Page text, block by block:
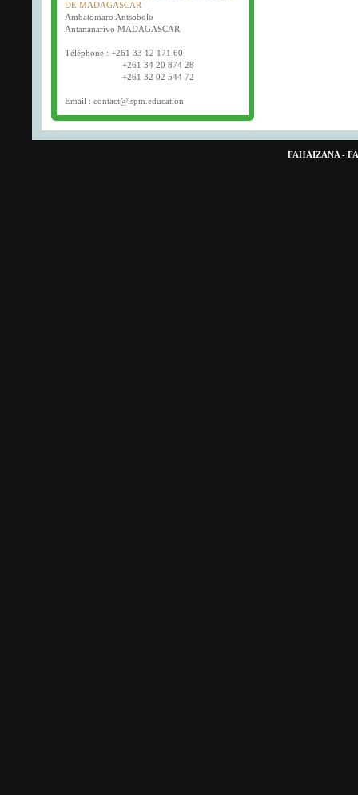
DE MADAGASCAR
Ambatomaro Antsobolo
Antananarivo MADAGASCAR
Téléphone : +261 33 12 171 60
+261 34 20 874 28
+261 32 02 544 72
Email : contact@ispm.education
FAHAIZANA -